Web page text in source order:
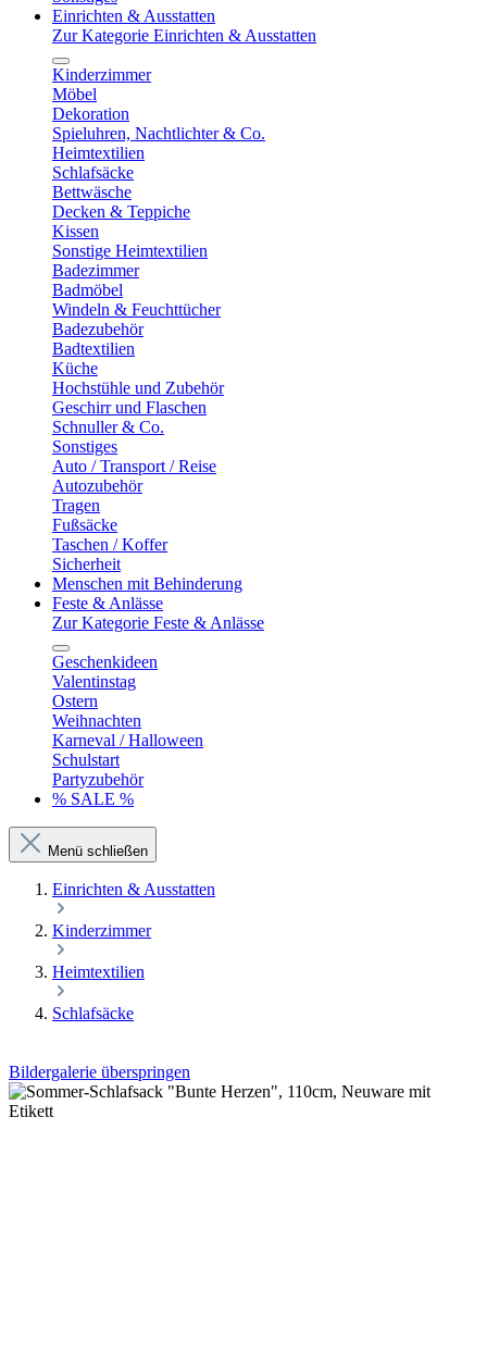
Einrichten & Ausstatten
Zur Kategorie Einrichten & Ausstatten
Kinderzimmer
Möbel
Dekoration
Spieluhren, Nachtlichter & Co.
Heimtextilien
Schlafsäcke
Bettwäsche
Decken & Teppiche
Kissen
Sonstige Heimtextilien
Badezimmer
Badmöbel
Windeln & Feuchttücher
Badezubehör
Badtextilien
Küche
Hochstühle und Zubehör
Geschirr und Flaschen
Schnuller & Co.
Sonstiges
Auto / Transport / Reise
Autozubehör
Tragen
Fußsäcke
Taschen / Koffer
Sicherheit
Menschen mit Behinderung
Feste & Anlässe
Zur Kategorie Feste & Anlässe
Geschenkideen
Valentinstag
Ostern
Weihnachten
Karneval / Halloween
Schulstart
Partyzubehör
% SALE %
Menü schließen
Einrichten & Ausstatten
Kinderzimmer
Heimtextilien
Schlafsäcke
Bildergalerie überspringen